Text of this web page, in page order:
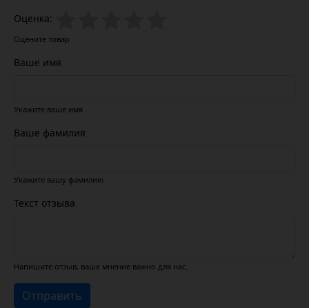
Оценка:
Оцените товар
Ваше имя
Укажите ваше имя
Ваше фамилия
Укажите вашу фамилию
Текст отзыва
Напишите отзыв, ваше мнение важно для нас.
Отправить